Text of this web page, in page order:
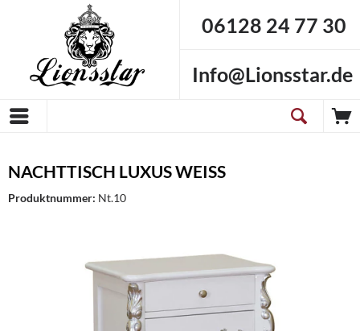
06128 24 77 30
Info@Lionsstar.de
NACHTTISCH LUXUS WEISS
Produktnummer: Nt.10